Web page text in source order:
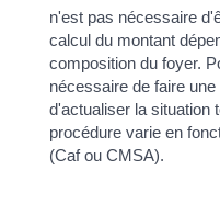
n'est pas nécessaire
calcul du montant
composition du foyer.
nécessaire de faire
d'actualiser la situation
procédure varie en
(Caf ou CMSA).